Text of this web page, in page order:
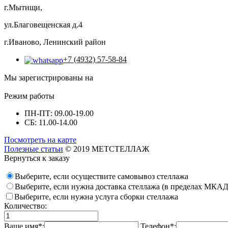
г.Мытищи,
ул.Благовещенская д.4
г.Иваново, Ленинский район
+7 (4932) 57-58-84
Мы зарегистрированы на
Режим работы
ПН-ПТ: 09.00-19.00
СБ: 11.00-14.00
Посмотреть на карте
Полезные статьи © 2019 МЕТСТЕЛЛАЖ
Вернуться к заказу
Выберите, если осуществите самовывоз стеллажа
Выберите, если нужна доставка стеллажа (в пределах
Выберите, если нужна услуга сборки стеллажа
Количество:
Ваше имя*: Телефон*: